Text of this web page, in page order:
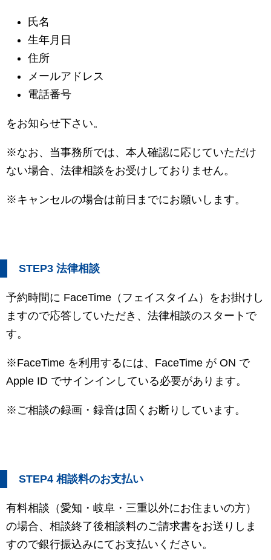
氏名
生年月日
住所
メールアドレス
電話番号
をお知らせ下さい。
※なお、当事務所では、本人確認に応じていただけ
ない場合、法律相談をお受けしておりません。
※キャンセルの場合は前日までにお願いします。
STEP3 法律相談
予約時間に FaceTime（フェイスタイム）をお掛けし
ますので応答していただき、法律相談のスタートで
す。
※FaceTime を利用するには、FaceTime が ON で
Apple ID でサインインしている必要があります。
※ご相談の録画・録音は固くお断りしています。
STEP4 相談料のお支払い
有料相談（愛知・岐阜・三重以外にお住まいの方）
の場合、相談終了後相談料のご請求書をお送りしま
すので銀行振込みにてお支払いください。